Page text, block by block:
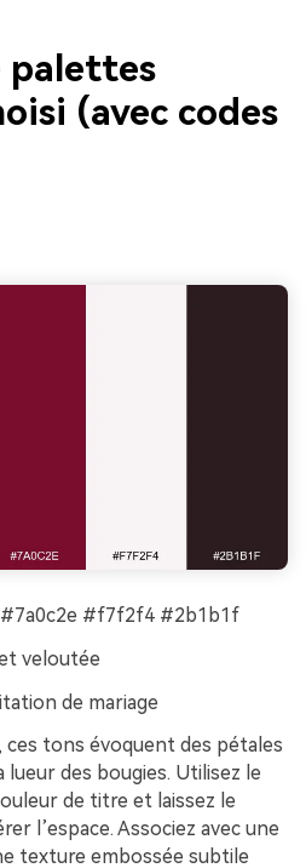
palettes
(avec codes
#f7f2f4 #2b1b1f
veloutée
de mariage
ces tons évoquent des pétales
lueur des bougies. Utilisez le
de titre et laissez le
l’espace. Associez avec une
texture embossée subtile